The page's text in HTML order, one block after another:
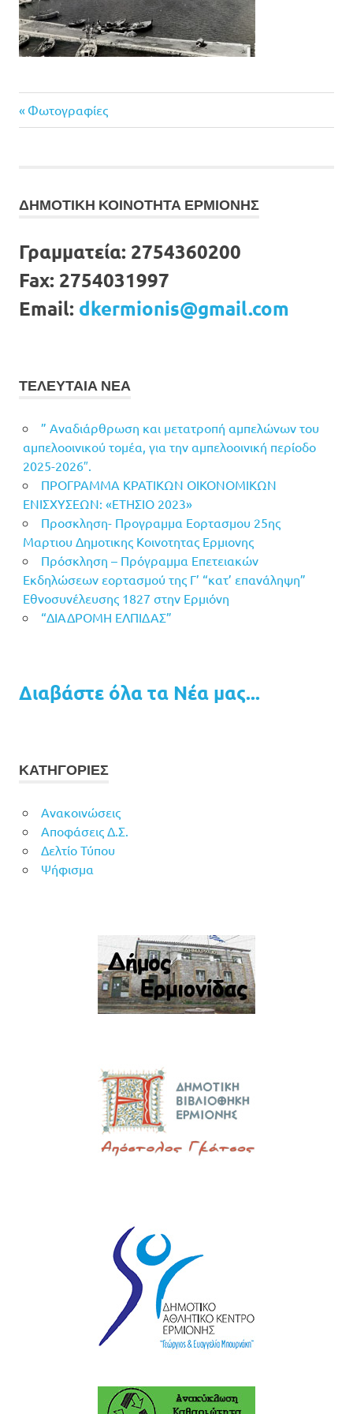
Πλοήγηση
Previous
Post:
Φωτογραφίες
ΔΗΜΟΤΙΚΗ ΚΟΙΝΟΤΗΤΑ ΕΡΜΙΟΝΗΣ
Γραμματεία: 2754360200
Fax: 2754031997
Email: dkermionis@gmail.com
ΤΕΛΕΥΤΑΙΑ ΝΕΑ
” Αναδιάρθρωση και μετατροπή αμπελώνων του
αμπελοοινικού τομέα, για την αμπελοοινική περίοδο
2025-2026″.
ΠΡΟΓΡΑΜΜΑ ΚΡΑΤΙΚΩΝ ΟΙΚΟΝΟΜΙΚΩΝ
ΕΝΙΣΧΥΣΕΩΝ: «ΕΤΗΣΙΟ 2023»
Προσκληση- Προγραμμα Εορτασμου 25ης
Μαρτιου Δημοτικης Κοινοτητας Ερμιονης
Πρόσκληση – Πρόγραμμα Επετειακών
Εκδηλώσεων εορτασμού της Γ’ “κατ’ επανάληψη”
Εθνοσυνέλευσης 1827 στην Ερμιόνη
“ΔΙΑΔΡΟΜΗ ΕΛΠΙΔΑΣ”
Διαβάστε όλα τα Νέα μας...
ΚΑΤΗΓΟΡΙΕΣ
Ανακοινώσεις
Αποφάσεις Δ.Σ.
Δελτίο Τύπου
Ψήφισμα